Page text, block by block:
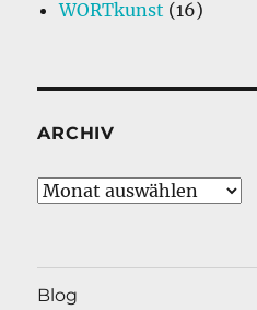
WORTkunst (16)
ARCHIV
Archiv
Blog